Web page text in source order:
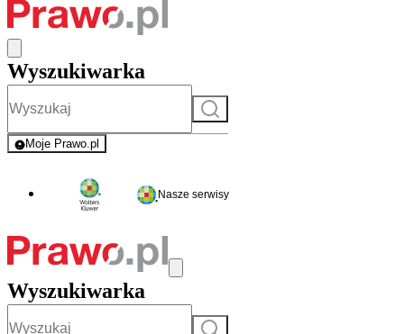
Wyszukiwarka
Szukaj
Moje Prawo.pl
- rejestracja i logowanie do serwisu
Nasze serwisy
Wyszukiwarka
Szukaj